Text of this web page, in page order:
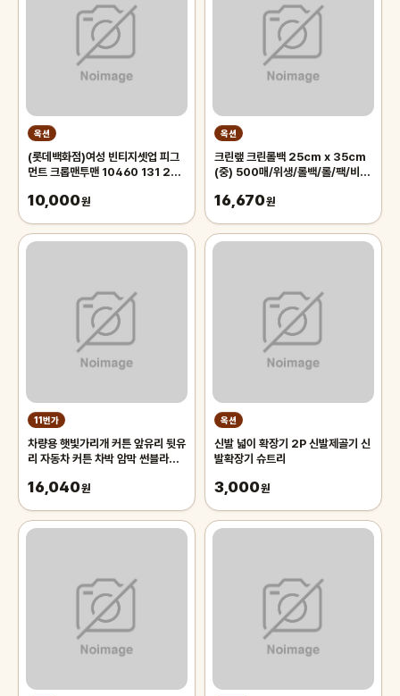
옥션
(롯데백화점)여성 빈티지셋업 피그
먼트 크롭맨투맨 10460 131 256
10,000원
옥션
크린랲 크린롤백 25cm x 35cm
(중) 500매/위생/롤백/롤/팩/비
봉지
16,670원
11번가
차량용 햇빛가리개 커튼 앞유리 뒷유
리 자동차 커튼 차박 암막 썬블라인
리햇
16,040원
옥션
신발 넓이 확장기 2P 신발제골기 신
발확장기 슈트리
3,000원